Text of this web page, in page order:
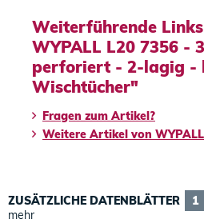
Weiterführende
WYPALL L20 7356 -
perforiert - 2-lagig -
Wischtücher"
Fragen zum Artikel?
Weitere Artikel von WYPALL
ZUSÄTZLICHE DATENBLÄTTER
1
mehr